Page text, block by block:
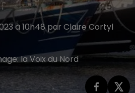
à 10h48 par Claire Cortyl
la Voix du Nord